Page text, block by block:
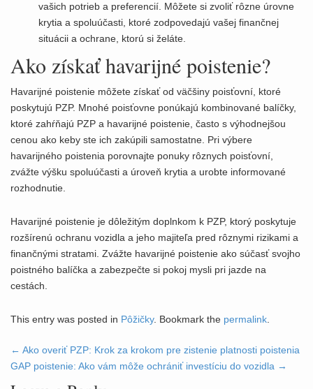
vašich potrieb a preferencií. Môžete si zvoliť rôzne úrovne
krytia a spoluúčasti, ktoré zodpovedajú vašej finančnej
situácii a ochrane, ktorú si želáte.
Ako získať havarijné poistenie?
Havarijné poistenie môžete získať od väčšiny poisťovní, ktoré
poskytujú PZP. Mnohé poisťovne ponúkajú kombinované balíčky,
ktoré zahŕňajú PZP a havarijné poistenie, často s výhodnejšou
cenou ako keby ste ich zakúpili samostatne. Pri výbere
havarijného poistenia porovnajte ponuky rôznych poisťovní,
zvážte výšku spoluúčasti a úroveň krytia a urobte informované
rozhodnutie.
Havarijné poistenie je dôležitým doplnkom k PZP, ktorý poskytuje
rozšírenú ochranu vozidla a jeho majiteľa pred rôznymi rizikami a
finančnými stratami. Zvážte havarijné poistenie ako súčasť svojho
poistného balíčka a zabezpečte si pokoj mysli pri jazde na
cestách.
This entry was posted in Pôžičky. Bookmark the permalink
Post navigation
← Ako overiť PZP: Krok za krokom pre zistenie platnosti poistenia
GAP poistenie: Ako vám môže ochrániť investíciu do vozidla →